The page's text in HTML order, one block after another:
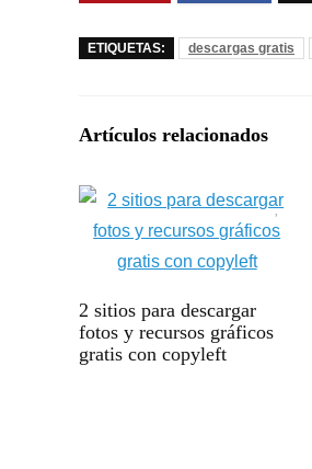
ETIQUETAS: descargas gratis
Artículos relacionados
2 sitios para descargar
fotos y recursos gráficos
gratis con copyleft